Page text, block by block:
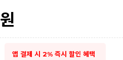
원
앱 결제 시 2% 즉시 할인 혜택